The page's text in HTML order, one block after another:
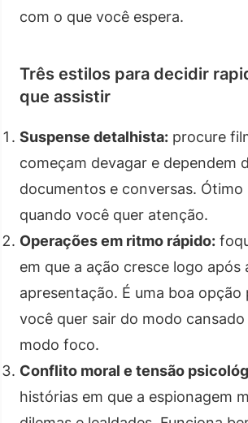
com o que você espera.
Três estilos para decidir
que assistir
Suspense detalhista: procure
começam devagar e dependem
documentos e conversas. Ótimo
quando você quer atenção.
Operações em ritmo rápido:
em que a ação cresce logo após
apresentação. É uma boa opção
você quer sair do modo
modo foco.
Conflito moral e tensão
histórias em que a espionagem